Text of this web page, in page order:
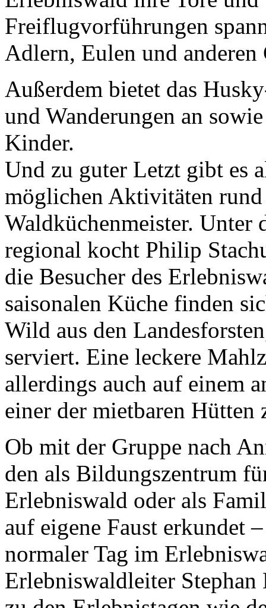
Freiflugvorführungen
Adlern, Eulen und
Außerdem bietet das
und Wanderungen an
Kinder.
Und zu guter Letzt gibt es
möglichen Aktivitäten rund
Waldküchenmeister.
regional kocht Philip
die Besucher des
saisonalen Küche finden
Wild aus den
serviert. Eine leckere
allerdings auch auf einem
einer der mietbaren Hütten
Ob mit der Gruppe nach
den als Bildungszentrum
Erlebniswald oder als
auf eigene Faust erkundet
normaler Tag im
Erlebniswaldleiter Stephan